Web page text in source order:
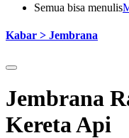
Semua bisa menulis
Kabar > Jembrana
Jembrana
Kereta Api